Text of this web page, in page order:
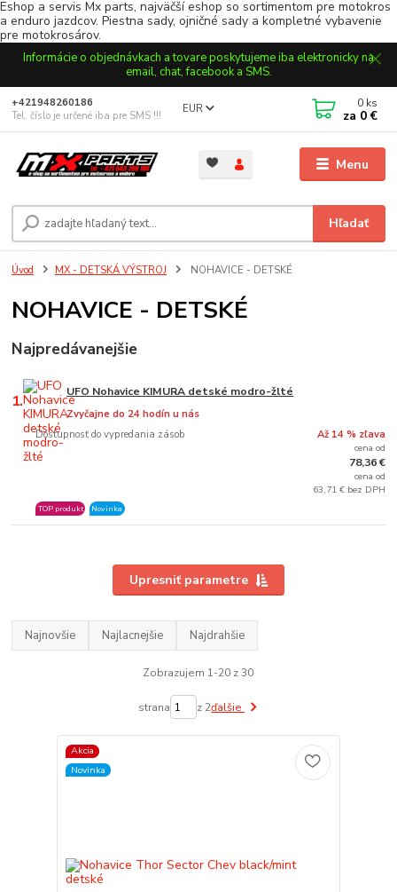
Eshop a servis Mx parts, najväčší eshop so sortimentom pre motokros
a enduro jazdcov. Piestna sady, ojničné sady a kompletné vybavenie
pre motokrosárov.
Informácie o objednávkach a tovare poskytujeme iba elektronicky na
email, chat, facebook a SMS.
Menu
EUR
Hľadať
+421948260186
Tel. číslo je určené iba pre SMS !!!
0 ks
za 0 €
Úvod MX - DETSKÁ VÝSTROJ NOHAVICE - DETSKÉ
NOHAVICE - DETSKÉ
Najpredávanejšie
1. UFO Nohavice KIMURA detské modro-žlté
Dostupnosť do vypredania zásob
Zvyčajne do 24 hodín u nás
TOP produkt Novinka
Až 14 % zľava
cena od
78,36 €
cena od
63,71 € bez DPH
Upresniť parametre
Najnovšie Najlacnejšie Najdrahšie
Zobrazujem 1-20 z 30
strana z 2ďalšie
Akcia
Novinka